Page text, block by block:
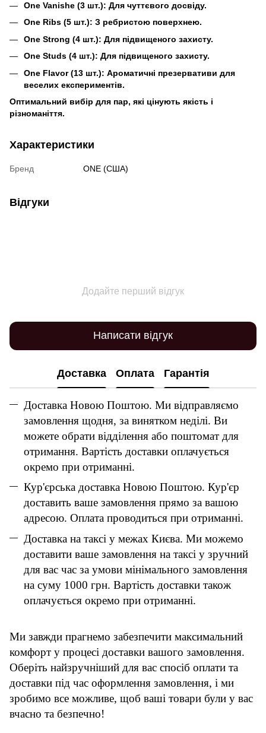
One Vanishe (3 шт.): Для чуттєвого досвіду.
One Ribs (5 шт.): З ребристою поверхнею.
One Strong (4 шт.): Для підвищеного захисту.
One Studs (4 шт.): Для підвищеного захисту.
One Flavor (13 шт.): Ароматичні презервативи для
веселих експериментів.
Оптимальний вибір для пар, які цінують якість і
різноманіття.
Характеристики
Бренд ONE (США)
Відгуки
Додайте перший відгук
Написати відгук
Доставка Оплата Гарантія
Доставка Новою Поштою. Ми відправляємо
замовлення щодня, за винятком неділі. Ви
можете обрати відділення або поштомат для
отримання. Вартість доставки оплачується
окремо при отриманні.
Кур'єрська доставка Новою Поштою. Кур'єр
доставить ваше замовлення прямо за вашою
адресою. Оплата проводиться при отриманні.
Доставка на таксі у межах Києва. Ми можемо
доставити ваше замовлення на таксі у зручний
для вас час за умови мінімального замовлення
на суму 1000 грн. Вартість доставки також
оплачується окремо при отриманні.
Ми завжди прагнемо забезпечити максимальний
комфорт у процесі доставки вашого замовлення.
Оберіть найзручніший для вас спосіб оплати та
доставки під час оформлення замовлення, і ми
зробимо все можливе, щоб ваші товари були у вас
вчасно та безпечно!